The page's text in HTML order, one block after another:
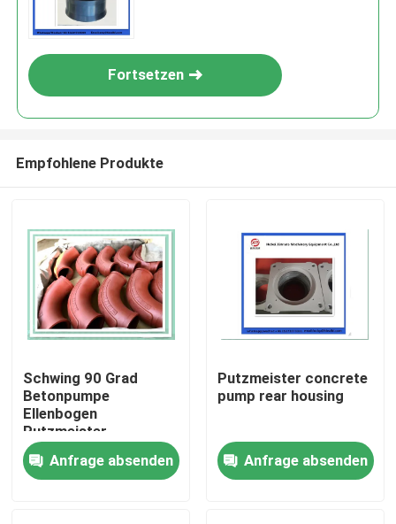
Startseite
Fortsetzen
Empfohlene Produkte
Schwing 90 Grad
Betonpumpe
Ellenbogen
Putzmeister
Zwillingswand
Ellenbogen 10010479
Anfrage absenden
Putzmeister concrete
pump rear housing
Anfrage absenden